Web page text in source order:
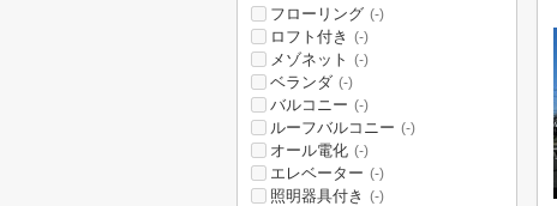
フローリング (-)
ロフト付き (-)
メゾネット (-)
ベランダ (-)
バルコニー (-)
ルーフバルコニー (-)
オール電化 (-)
エレベーター (-)
照明器具付き (-)